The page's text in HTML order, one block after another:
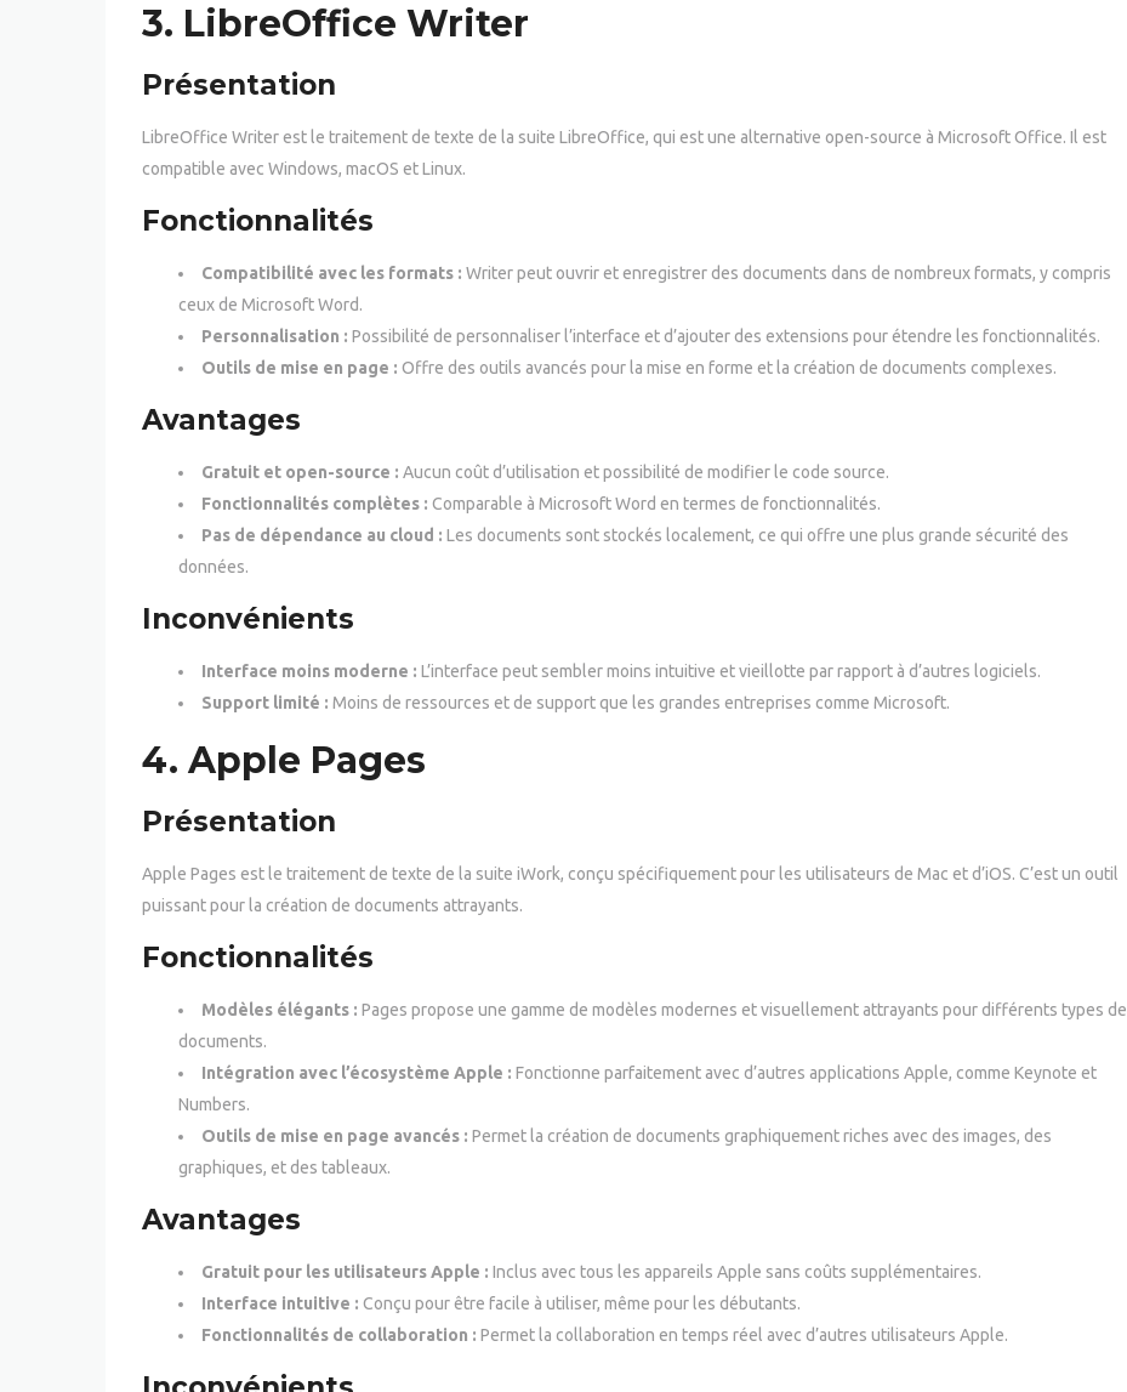
3. LibreOffice Writer
Présentation
LibreOffice Writer est le traitement de texte de la suite LibreOffice, qui est une alternative open-source à Microsoft Office. Il est
compatible avec Windows, macOS et Linux.
Fonctionnalités
Compatibilité avec les formats : Writer peut ouvrir et enregistrer des documents dans de nombreux formats, y compris
ceux de Microsoft Word.
Personnalisation : Possibilité de personnaliser l’interface et d’ajouter des extensions pour étendre les fonctionnalités.
Outils de mise en page : Offre des outils avancés pour la mise en forme et la création de documents complexes.
Avantages
Gratuit et open-source : Aucun coût d’utilisation et possibilité de modifier le code source.
Fonctionnalités complètes : Comparable à Microsoft Word en termes de fonctionnalités.
Pas de dépendance au cloud : Les documents sont stockés localement, ce qui offre une plus grande sécurité des
données.
Inconvénients
Interface moins moderne : L’interface peut sembler moins intuitive et vieillotte par rapport à d’autres logiciels.
Support limité : Moins de ressources et de support que les grandes entreprises comme Microsoft.
4. Apple Pages
Présentation
Apple Pages est le traitement de texte de la suite iWork, conçu spécifiquement pour les utilisateurs de Mac et d’iOS. C’est un outil
puissant pour la création de documents attrayants.
Fonctionnalités
Modèles élégants : Pages propose une gamme de modèles modernes et visuellement attrayants pour différents types de
documents.
Intégration avec l’écosystème Apple : Fonctionne parfaitement avec d’autres applications Apple, comme Keynote et
Numbers.
Outils de mise en page avancés : Permet la création de documents graphiquement riches avec des images, des
graphiques, et des tableaux.
Avantages
Gratuit pour les utilisateurs Apple : Inclus avec tous les appareils Apple sans coûts supplémentaires.
Interface intuitive : Conçu pour être facile à utiliser, même pour les débutants.
Fonctionnalités de collaboration : Permet la collaboration en temps réel avec d’autres utilisateurs Apple.